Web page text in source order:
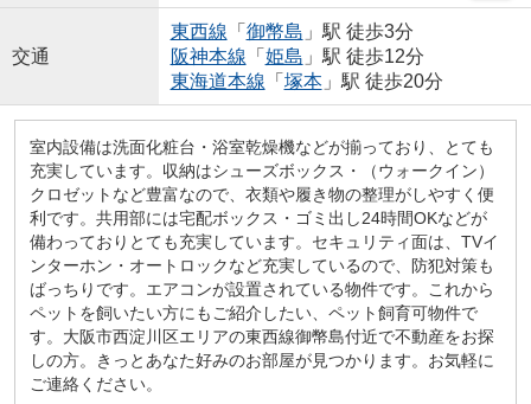
交通
東西線 「 御幣島 」駅 徒歩3分
阪神本線 「 姫島 」駅 徒歩12分
東海道本線 「 塚本」駅 徒歩20分
室内設備は洗面化粧台・浴室乾燥機などが揃っており、とても
充実しています。収納はシューズボックス・（ウォークイン）
クロゼットなど豊富なので、衣類や履き物の整理がしやすく便
利です。共用部には宅配ボックス・ゴミ出し24時間OKなどが
備わっておりとても充実しています。セキュリティ面は、TVイ
ンターホン・オートロックなど充実しているので、防犯対策も
ばっちりです。エアコンが設置されている物件です。これから
ペットを飼いたい方にもご紹介したい、ペット飼育可物件で
す。大阪市西淀川区エリアの東西線御幣島付近で不動産をお探
しの方。きっとあなた好みのお部屋が見つかります。お気軽に
ご連絡ください。